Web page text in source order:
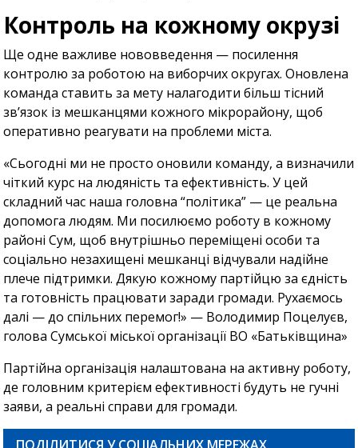
Контроль на кожному окрузі
Ще одне важливе нововведення — посилення
контролю за роботою на виборчих округах. Оновлена
команда ставить за мету налагодити більш тісний
зв’язок із мешканцями кожного мікрорайону, щоб
оперативно реагувати на проблеми міста.
«Сьогодні ми не просто оновили команду, а визначили
чіткий курс на людяність та ефективність. У цей
складний час наша головна “політика” — це реальна
допомога людям. Ми посилюємо роботу в кожному
районі Сум, щоб внутрішньо переміщені особи та
соціально незахищені мешканці відчували надійне
плече підтримки. Дякую кожному партійцю за єдність
та готовність працювати заради громади. Рухаємось
далі — до спільних перемог!» — Володимир Поцелуєв,
голова Сумської міської організації ВО «Батьківщина»
Партійна організація налаштована на активну роботу,
де головним критерієм ефективності будуть не гучні
заяви, а реальні справи для громади.